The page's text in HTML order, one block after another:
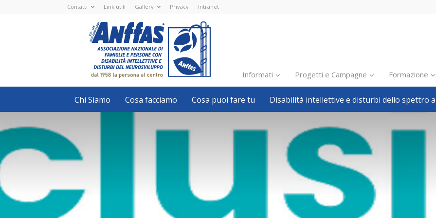
Contatti Link utili Gallery Privacy Intranet
Nazionale
ETS
-
APS
Associazione
Nazionale
di
Famiglie
e
con
disabilità
intellettive
Informati
Inclusione scolastica
Inclusione lavorativa
Politiche sociali
Sport
Formazione
Avvisi, bandi
Ricerca e Scienza
Welfare locale
Progetti e Campagne Formazione
Chi Siamo Cosa facciamo Cosa puoi fare tu Disabilità intellettive e disturbi dello spettro